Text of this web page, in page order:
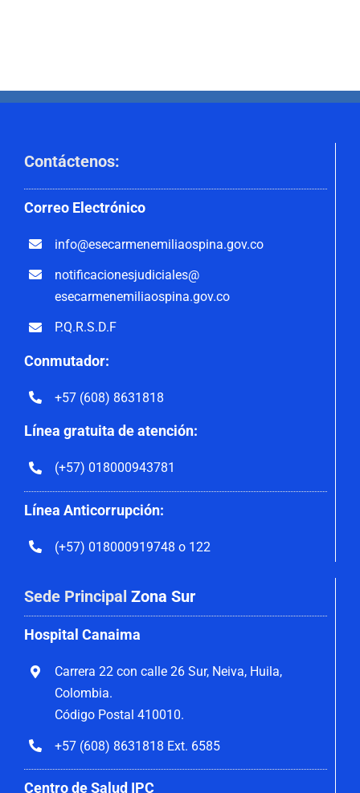
Contáctenos:
Correo Electrónico
info@esecarmenemiliaospina.gov.co
notificacionesjudiciales@
esecarmenemiliaospina.gov.co
P.Q.R.S.D.F
Conmutador:
+57 (608) 8631818
Línea gratuita de atención:
(+57) 018000943781
Línea Anticorrupción:
(+57) 018000919748 o 122
Sede Principal Zona Sur
Hospital Canaima
Carrera 22 con calle 26 Sur, Neiva, Huila,
Colombia.
Código Postal 410010.
+57 (608) 8631818 Ext. 6585
Centro de Salud IPC